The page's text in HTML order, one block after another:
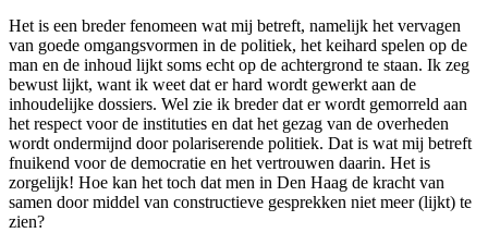
Het is een breder fenomeen wat mij betreft, namelijk het vervagen
van goede omgangsvormen in de politiek, het keihard spelen op de
man en de inhoud lijkt soms echt op de achtergrond te staan. Ik zeg
bewust lijkt, want ik weet dat er hard wordt gewerkt aan de
inhoudelijke dossiers. Wel zie ik breder dat er wordt gemorreld aan
het respect voor de instituties en dat het gezag van de overheden
wordt ondermijnd door polariserende politiek. Dat is wat mij betreft
fnuikend voor de democratie en het vertrouwen daarin. Het is
zorgelijk! Hoe kan het toch dat men in Den Haag de kracht van
samen door middel van constructieve gesprekken niet meer (lijkt) te
zien?